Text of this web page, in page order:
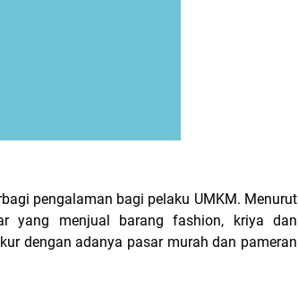
pengalaman bagi pelaku UMKM. Menurut
yang menjual barang fashion, kriya dan
dengan adanya pasar murah dan pameran